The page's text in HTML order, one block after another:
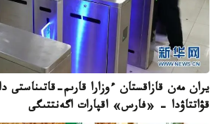
يران مەن قازاقستان ءوزارا قارىم-قاتىناستى
قۋاتتاۋدا - «فارس» اقپارات اگەنتتىگى